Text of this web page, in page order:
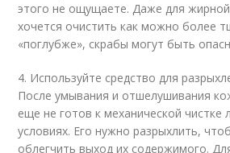
этого не ощущаете. Даже для
хочется очистить как можно более
«поглубже», скрабы могут быть
4. Используйте средство для
После умывания и отшелушивания
еще не готов к механической чистке
условиях. Его нужно разрыхлить,
облегчить выход их содержимого.